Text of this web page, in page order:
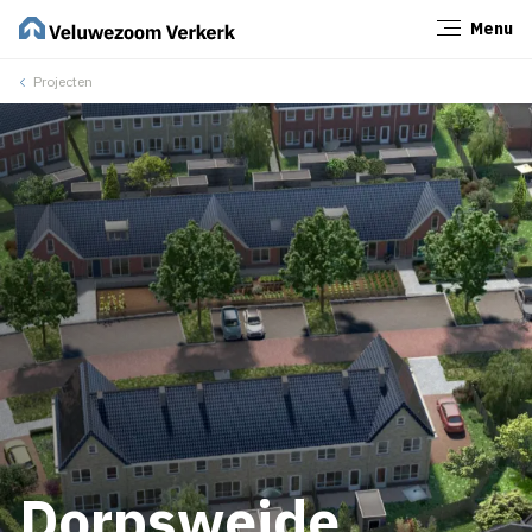
Menu
Projecten
Sluiten